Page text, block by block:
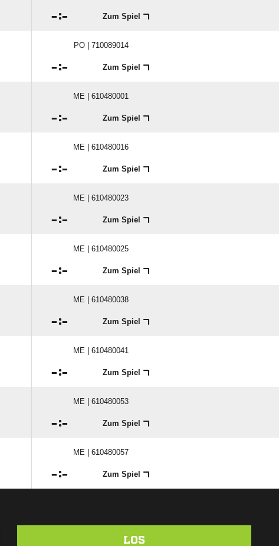
: Zum Spiel
PO | 710089014
: Zum Spiel
ME | 610480001
: Zum Spiel
ME | 610480016
: Zum Spiel
ME | 610480023
: Zum Spiel
ME | 610480025
: Zum Spiel
ME | 610480038
: Zum Spiel
ME | 610480041
: Zum Spiel
ME | 610480053
: Zum Spiel
ME | 610480057
: Zum Spiel
LOS